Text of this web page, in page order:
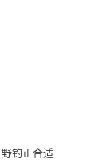
钓正合适